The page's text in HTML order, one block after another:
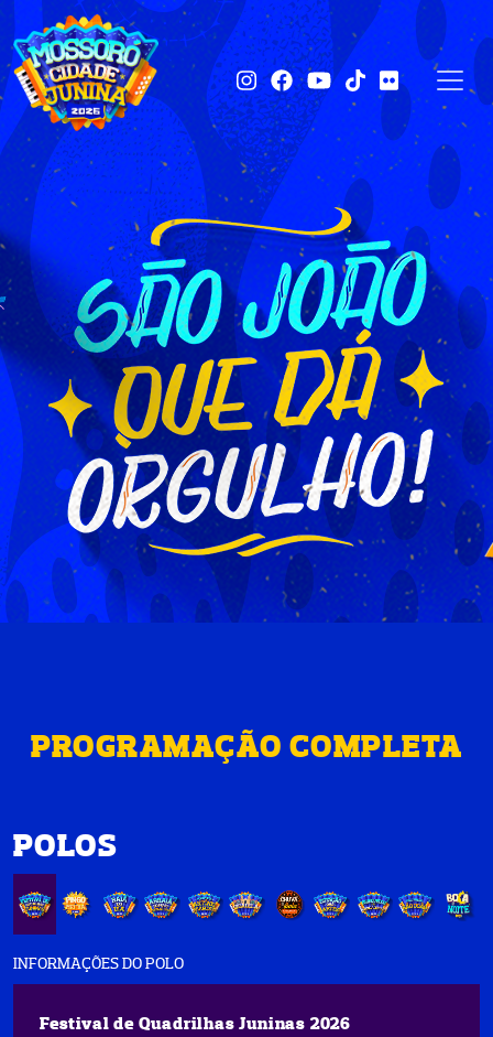
PROGRAMAÇÃO COMPLETA
POLOS
INFORMAÇÕES DO POLO
Festival de Quadrilhas Juninas 2026